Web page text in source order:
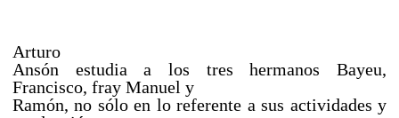
Arturo
Ansón estudia a los tres hermanos Bayeu,
Francisco, fray Manuel y
Ramón, no sólo en lo referente a sus actividades y